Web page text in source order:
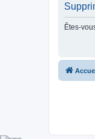
Êtes-